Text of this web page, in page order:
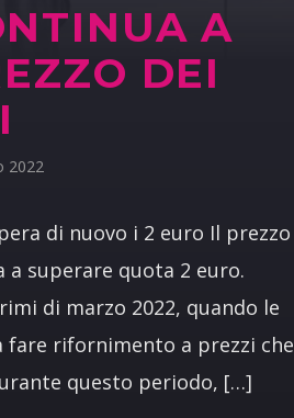
A
DEI
2022
di nuovo i 2 euro Il prezzo
a superare quota 2 euro.
di marzo 2022, quando le
rifornimento a prezzi che
questo periodo, […]